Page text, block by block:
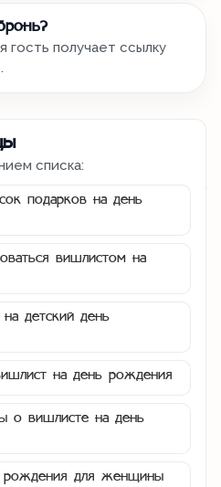
гость получает ссылку
списка:
подарков на день
вишлистом на
детский день
на день рождения
о вишлисте на день
рождения для женщины